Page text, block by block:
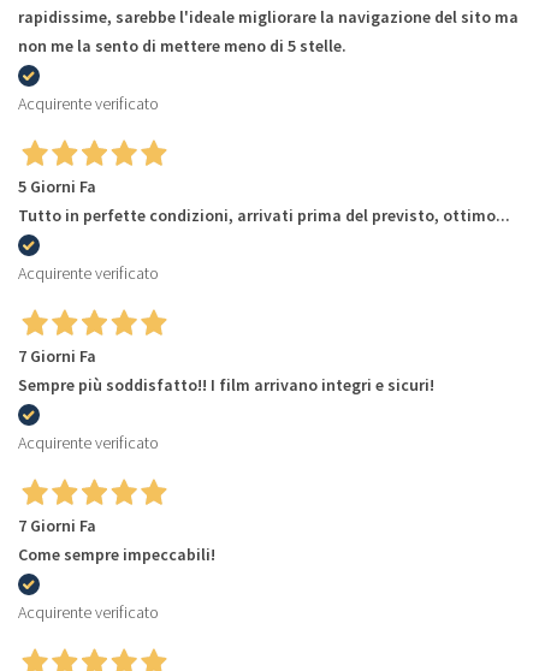
rapidissime, sarebbe l'ideale migliorare la navigazione del sito ma
non me la sento di mettere meno di 5 stelle.
Acquirente verificato
5 Giorni Fa
Tutto in perfette condizioni, arrivati prima del previsto, ottimo...
Acquirente verificato
7 Giorni Fa
Sempre più soddisfatto!! I film arrivano integri e sicuri!
Acquirente verificato
7 Giorni Fa
Come sempre impeccabili!
Acquirente verificato